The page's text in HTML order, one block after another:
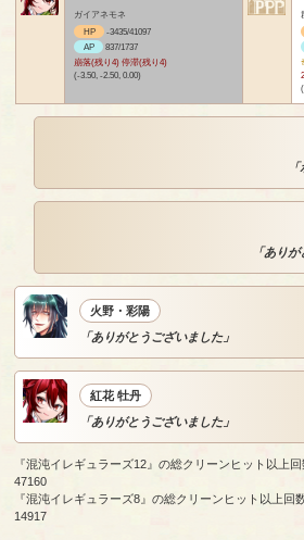
ガイアネモネ
HP
-3435/41097
AP
837/1737
崩落(残り4) 停滞(残り4)
(-3.50, -2.50, 0.00)
「あり
火野・彩陽
「ありがとうございました」
紅花 牡丹
「ありがとうございました」
『混沌イレギュラーズ12』の総クリーンヒット以上
47160
『混沌イレギュラーズ8』の総クリーンヒット以上回
14917